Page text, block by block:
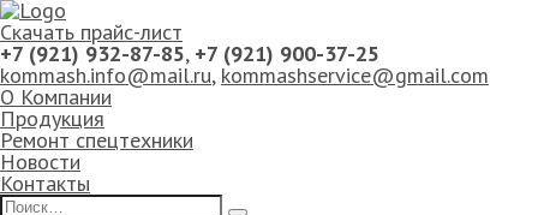
Скачать прайс-лист
+7 (921) 932-87-85, +7 (921) 900-37-25
kommash.info@mail.ru, kommashservice@gmail.com
О Компании
Продукция
Ремонт спецтехники
Новости
Контакты